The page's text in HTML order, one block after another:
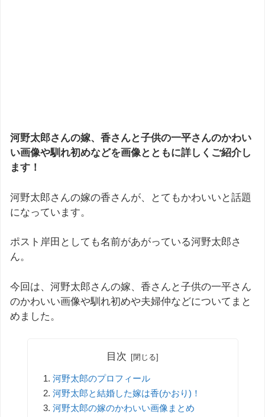
河野太郎さんの嫁、香さんと子供の一平さんのかわい
い画像や馴れ初めなどを画像とともに詳しくご紹介し
ます！
河野太郎さんの嫁の香さんが、とてもかわいいと話題
になっています。
ポスト岸田としても名前があがっている河野太郎さ
ん。
今回は、河野太郎さんの嫁、香さんと子供の一平さん
のかわいい画像や馴れ初めや夫婦仲などについてまと
めました。
目次
河野太郎のプロフィール
河野太郎と結婚した嫁は香(かおり)！
河野太郎の嫁のかわいい画像まとめ